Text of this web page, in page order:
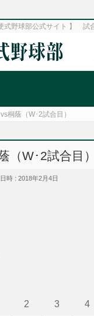
式野球部公式サイト 】 試
桐蔭（W･2試合目）
W･2試合目）
時 : 2018年2月4日
2 3 4